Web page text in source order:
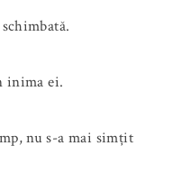
inima ei.
nu s-a mai simțit